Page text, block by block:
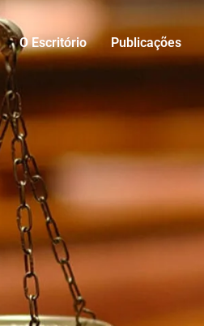
O Escritório Publicações